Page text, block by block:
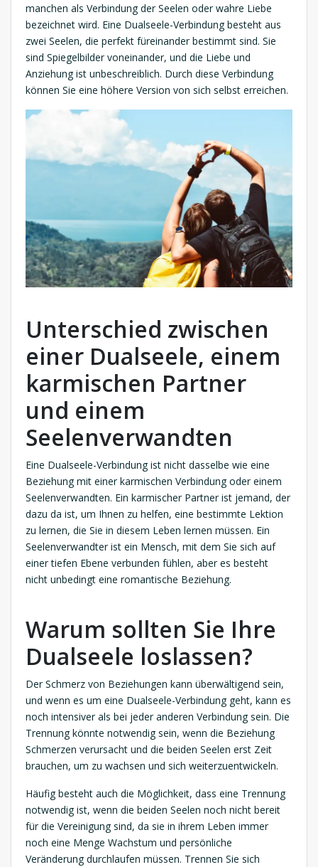
manchen als Verbindung der Seelen oder wahre Liebe
bezeichnet wird. Eine Dualseele-Verbindung besteht aus
zwei Seelen, die perfekt füreinander bestimmt sind. Sie
sind Spiegelbilder voneinander, und die Liebe und
Anziehung ist unbeschreiblich. Durch diese Verbindung
können Sie eine höhere Version von sich selbst erreichen.
Unterschied zwischen
einer Dualseele, einem
karmischen Partner
und einem
Seelenverwandten
Eine Dualseele-Verbindung ist nicht dasselbe wie eine
Beziehung mit einer karmischen Verbindung oder einem
Seelenverwandten. Ein karmischer Partner ist jemand, der
dazu da ist, um Ihnen zu helfen, eine bestimmte Lektion
zu lernen, die Sie in diesem Leben lernen müssen. Ein
Seelenverwandter ist ein Mensch, mit dem Sie sich auf
einer tiefen Ebene verbunden fühlen, aber es besteht
nicht unbedingt eine romantische Beziehung.
Warum sollten Sie Ihre
Dualseele loslassen?
Der Schmerz von Beziehungen kann überwältigend sein,
und wenn es um eine Dualseele-Verbindung geht, kann es
noch intensiver als bei jeder anderen Verbindung sein. Die
Trennung könnte notwendig sein, wenn die Beziehung
Schmerzen verursacht und die beiden Seelen erst Zeit
brauchen, um zu wachsen und sich weiterzuentwickeln.
Häufig besteht auch die Möglichkeit, dass eine Trennung
notwendig ist, wenn die beiden Seelen noch nicht bereit
für die Vereinigung sind, da sie in ihrem Leben immer
noch eine Menge Wachstum und persönliche
Veränderung durchlaufen müssen. Trennen Sie sich